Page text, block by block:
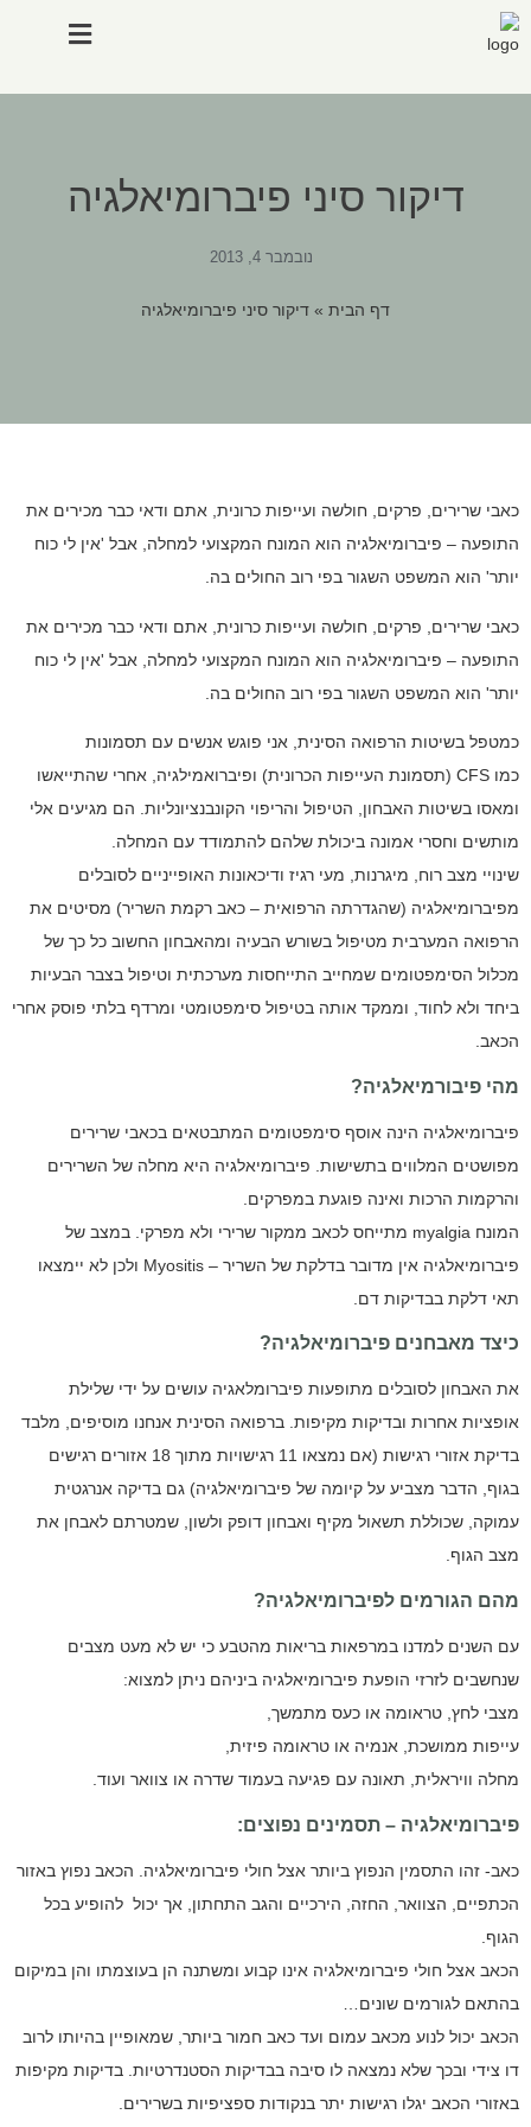
דיקור סיני פיברומיאלגיה
נובמבר 4, 2013
דף הבית » דיקור סיני פיברומיאלגיה
כאבי שרירים, פרקים, חולשה ועייפות כרונית, אתם ודאי כבר מכירים את
התופעה – פיברומיאלגיה הוא המונח המקצועי למחלה, אבל 'אין לי כוח
יותר' הוא המשפט השגור בפי רוב החולים בה.
כאבי שרירים, פרקים, חולשה ועייפות כרונית, אתם ודאי כבר מכירים את
התופעה – פיברומיאלגיה הוא המונח המקצועי למחלה, אבל 'אין לי כוח
יותר' הוא המשפט השגור בפי רוב החולים בה.
כמטפל בשיטות הרפואה הסינית, אני פוגש אנשים עם תסמונות
כמו CFS (תסמונת העייפות הכרונית) ופיברואמילגיה, אחרי שהתייאשו
ומאסו בשיטות האבחון, הטיפול והריפוי הקונבנציונליות. הם מגיעים אלי
מותשים וחסרי אמונה ביכולת שלהם להתמודד עם המחלה.
שינויי מצב רוח, מיגרנות, מעי רגיז ודיכאונות האופייניים לסובלים
מפיברומיאלגיה (שהגדרתה הרפואית – כאב רקמת השריר) מסיטים את
הרפואה המערבית מטיפול בשורש הבעיה ומהאבחון החשוב כל כך של
מכלול הסימפטומים שמחייב התייחסות מערכתית וטיפול בצבר הבעיות
ביחד ולא לחוד, וממקד אותה בטיפול סימפטומטי ומרדף בלתי פוסק אחרי
הכאב.
מהי פיבורמיאלגיה?
פיברומיאלגיה הינה אוסף סימפטומים המתבטאים בכאבי שרירים
מפושטים המלווים בתשישות. פיברומיאלגיה היא מחלה של השרירים
והרקמות הרכות ואינה פוגעת במפרקים.
המונח myalgia מתייחס לכאב ממקור שרירי ולא מפרקי. במצב של
פיברומיאלגיה אין מדובר בדלקת של השריר – Myositis ולכן לא יימצאו
תאי דלקת בבדיקות דם.
כיצד מאבחנים פיברומיאלגיה?
את האבחון לסובלים מתופעות פיברומלאגיה עושים על ידי שלילת
אופציות אחרות ובדיקות מקיפות. ברפואה הסינית אנחנו מוסיפים, מלבד
בדיקת אזורי רגישות (אם נמצאו 11 רגישויות מתוך 18 אזורים רגישים
בגוף, הדבר מצביע על קיומה של פיברומיאלגיה) גם בדיקה אנרגטית
עמוקה, שכוללת תשאול מקיף ואבחון דופק ולשון, שמטרתם לאבחן את
מצב הגוף.
מהם הגורמים לפיברומיאלגיה?
עם השנים למדנו במרפאות בריאות מהטבע כי יש לא מעט מצבים
שנחשבים לזרזי הופעת פיברומיאלגיה ביניהם ניתן למצוא:
מצבי לחץ, טראומה או כעס מתמשך,
עייפות ממושכת, אנמיה או טראומה פיזית,
מחלה וויראלית, תאונה עם פגיעה בעמוד שדרה או צוואר ועוד.
פיברומיאלגיה – תסמינים נפוצים:
כאב- זהו התסמין הנפוץ ביותר אצל חולי פיברומיאלגיה. הכאב נפוץ באזור
הכתפיים, הצוואר, החזה, הירכיים והגב התחתון, אך יכול להופיע בכל
הגוף.
הכאב אצל חולי פיברומיאלגיה אינו קבוע ומשתנה הן בעוצמתו והן במיקום
בהתאם לגורמים שונים…
הכאב יכול לנוע מכאב עמום ועד כאב חמור ביותר, שמאופיין בהיותו לרוב
דו צידי ובכך שלא נמצאה לו סיבה בבדיקות הסטנדרטיות. בדיקות מקיפות
באזורי הכאב יגלו רגישות יתר בנקודות ספציפיות בשרירים.